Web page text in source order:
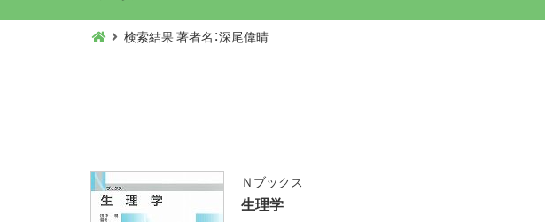
検索結果 著者名：深尾偉晴
Ｎブックス
生理学